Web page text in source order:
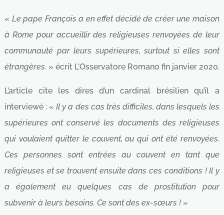
« Le pape François a en effet décidé de créer une maison
à Rome pour accueillir des religieuses renvoyées de leur
communauté par leurs supérieures, surtout si elles sont
étrangères. » écrit L'Osservatore Romano fin janvier 2020.
L’article cite les dires d’un cardinal brésilien qu’il a
interviewé : «Il y a des cas très difficiles, dans lesquels les
supérieures ont conservé les documents des religieuses
qui voulaient quitter le couvent, ou qui ont été renvoyées.
Ces personnes sont entrées au couvent en tant que
religieuses et se trouvent ensuite dans ces conditions ! Il y
a également eu quelques cas de prostitution pour
subvenir à leurs besoins. Ce sont des ex-sœurs !»